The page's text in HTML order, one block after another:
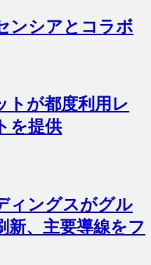
ンシアとコラボ
トが都度利用レ
を提供
ィングスがグル
新、主要導線をフ